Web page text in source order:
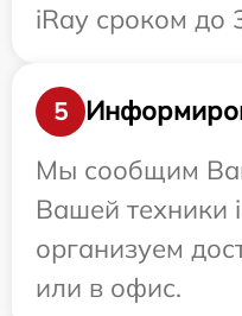
iRay сроком до
5
Мы сообщим
Вашей техники
организуем
или в офис.